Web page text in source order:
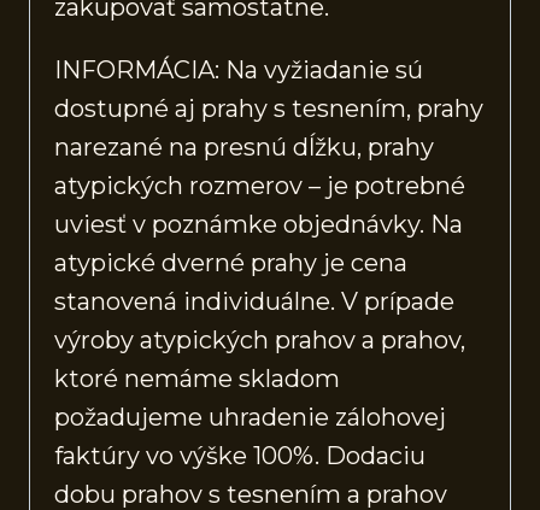
zakupovať samostatne.
INFORMÁCIA: Na vyžiadanie sú
dostupné aj prahy s tesnením, prahy
narezané na presnú dĺžku, prahy
atypických rozmerov – je potrebné
uviesť v poznámke objednávky. Na
atypické dverné prahy je cena
stanovená individuálne. V prípade
výroby atypických prahov a prahov,
ktoré nemáme skladom
požadujeme uhradenie zálohovej
faktúry vo výške 100%. Dodaciu
dobu prahov s tesnením a prahov